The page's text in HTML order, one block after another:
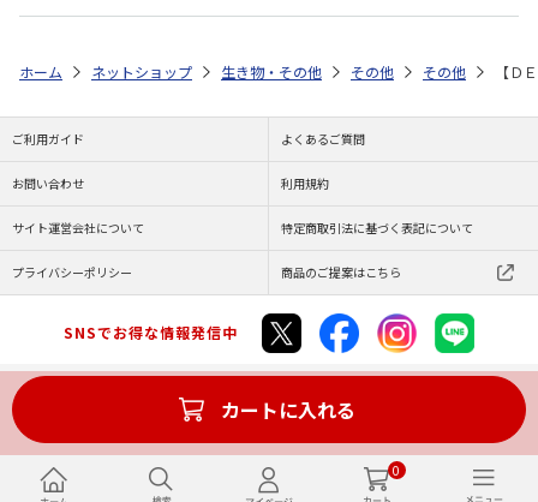
0
カートに入れる
ホーム ネットショップ 生き物・その他 その他 その他 【Ｄ
ご利用ガイド よくあるご質問
お問い合わせ 利用規約
サイト運営会社について 特定商取引法に基づく表記について
プライバシーポリシー 商品のご提案はこちら
SNSでお得な情報発信中